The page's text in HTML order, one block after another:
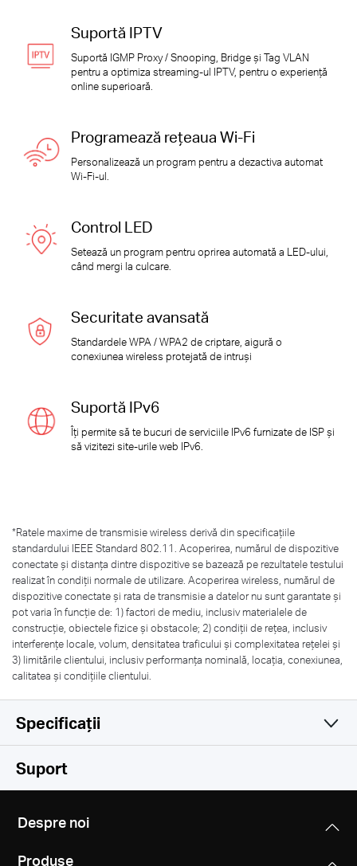
Suportă IPTV
Suportă IGMP Proxy / Snooping, Bridge și Tag VLAN
pentru a optimiza streaming-ul IPTV, pentru o experiență
online superioară.
Programează rețeaua Wi-Fi
Personalizează un program pentru a dezactiva automat
Wi-Fi-ul.
Control LED
Setează un program pentru oprirea automată a LED-ului,
când mergi la culcare.
Securitate avansată
Standardele WPA / WPA2 de criptare, aigură o
conexiunea wireless protejată de intruși
Suportă IPv6
Îți permite să te bucuri de serviciile IPv6 furnizate de ISP și
să vizitezi site-urile web IPv6.
*Ratele maxime de transmisie wireless derivă din specificațiile
standardului IEEE Standard 802.11. Acoperirea, numărul de dispozitive
conectate și distanța dintre dispozitive se bazează pe rezultatele testului
realizat în condiții normale de utilizare. Acoperirea wireless, numărul de
dispozitive conectate și rata de transmisie a datelor nu sunt garantate și
pot varia în funcție de: 1) factori de mediu, inclusiv materialele de
construcție, obiectele fizice și obstacole; 2) condiții de rețea, inclusiv
interferențe locale, volum, densitatea traficului și complexitatea rețelei și
3) limitările clientului, inclusiv performanța nominală, locația, conexiunea,
calitatea și condițiile clientului.
Specificații
Wireless
IEEE 802.11b/g/n
Hardware
Suport
Despre noi
Produse